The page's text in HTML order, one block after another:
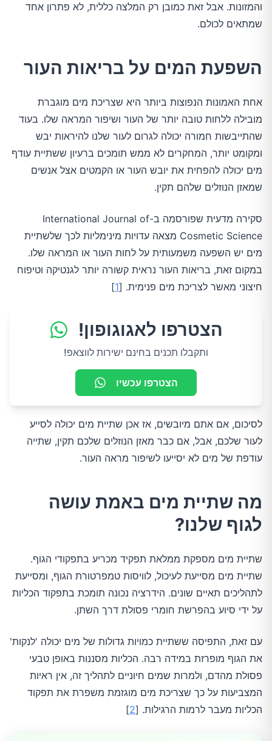
והמזונות. אבל זאת כמובן רק המלצה כללית, לא פתרון אחד
שמתאים לכולם.
השפעת המים על בריאות העור
אחת האמונות הנפוצות ביותר היא שצריכת מים מוגברת
מובילה ללחות טובה יותר של העור ושיפור המראה שלו. בעוד
שהתייבשות חמורה יכולה לגרום לעור שלנו להיראות יבש
ומקומט יותר, המחקרים לא ממש תומכים ברעיון ששתיית עודף
מים יכולה להפחית את יובש העור או הקמטים אצל אנשים
שמאזן הנוזלים שלהם תקין.
סקירה מדעית שפורסמה ב-International Journal of
Cosmetic Science מצאה עדויות מינימליות לכך שלשתיית
מים יש השפעה משמעותית על לחות העור או המראה שלו.
במקום זאת, בריאות העור נראית קשורה יותר לגנטיקה וטיפוח
חיצוני מאשר לצריכת מים פנימית. [1
]
הצטרפו לאגוגופון!
ותקבלו תכנים בחינם ישירות לווצאפ!
הצטרפו עכשיו
לסיכום, אם אתם מיובשים, אז אכן שתיית מים יכולה לסייע
לעור שלכם, אבל, אם כבר מאזן הנוזלים שלכם תקין, שתייה
עודפת של מים לא יסייעו לשיפור מראה העור.
מה שתיית מים באמת עושה
לגוף שלנו?
שתיית מים מספקת ממלאת תפקיד מכריע בתפקודי הגוף.
שתיית מים מסייעת לעיכול, לוויסות טמפרטורת הגוף, ומסייעת
לתהליכים תאיים שונים. הידרציה נכונה תומכת בתפקוד הכליות
על ידי סיוע בהפרשת חומרי פסולת דרך השתן.
עם זאת, התפיסה ששתיית כמויות גדולות של מים יכולה 'לנקות'
את הגוף מופרזת במידה רבה. הכליות מסננות באופן טבעי
פסולת מהדם, ולמרות שמים חיוניים לתהליך זה, אין ראיות
המצביעות על כך שצריכת מים מוגזמת משפרת את תפקוד
הכליות מעבר לרמות הרגילות. [2
]